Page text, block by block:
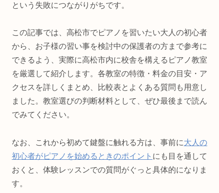
という失敗につながりがちです。
この記事では、高松市でピアノを習いたい大人の初心者
から、お子様の習い事を検討中の保護者の方まで参考に
できるよう、実際に高松市内に校舎を構えるピアノ教室
を厳選して紹介します。各教室の特徴・料金の目安・ア
クセスを詳しくまとめ、比較表とよくある質問も用意し
ました。教室選びの判断材料として、ぜひ最後まで読ん
でみてください。
なお、これから初めて鍵盤に触れる方は、事前に大人の
初心者がピアノを始めるときのポイント にも目を通して
おくと、体験レッスンでの質問がぐっと具体的になりま
す。